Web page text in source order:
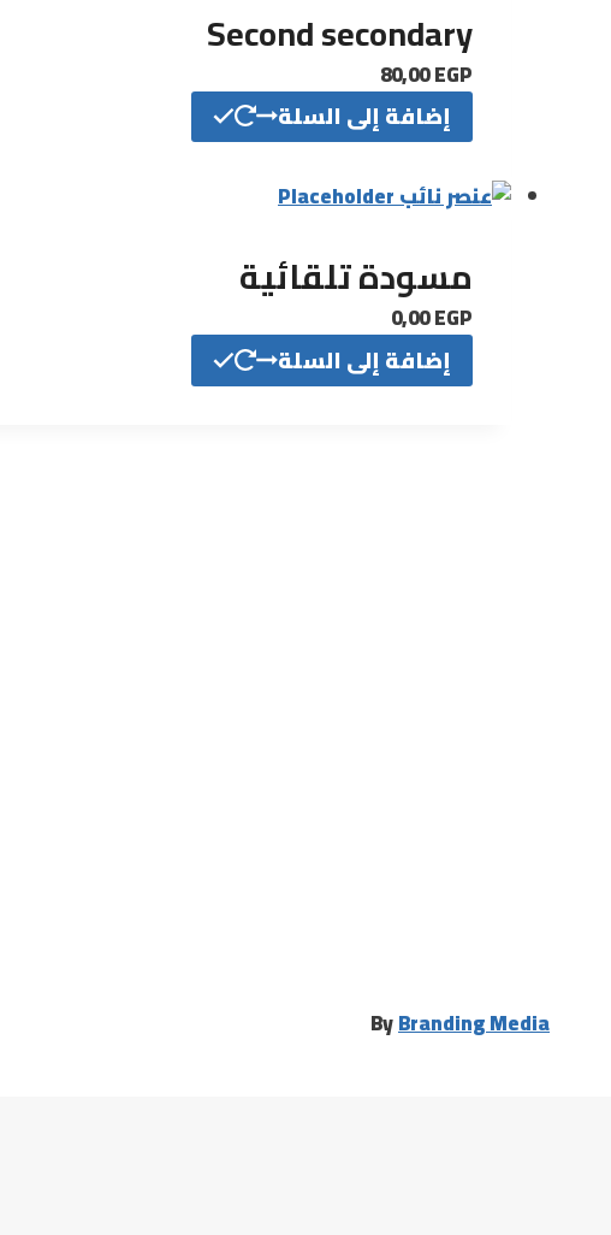
Second secondary
80,00EGP
إضافة إلى السلة
مسودة تلقائية
0,00EGP
إضافة إلى السلة
ByBranding Media